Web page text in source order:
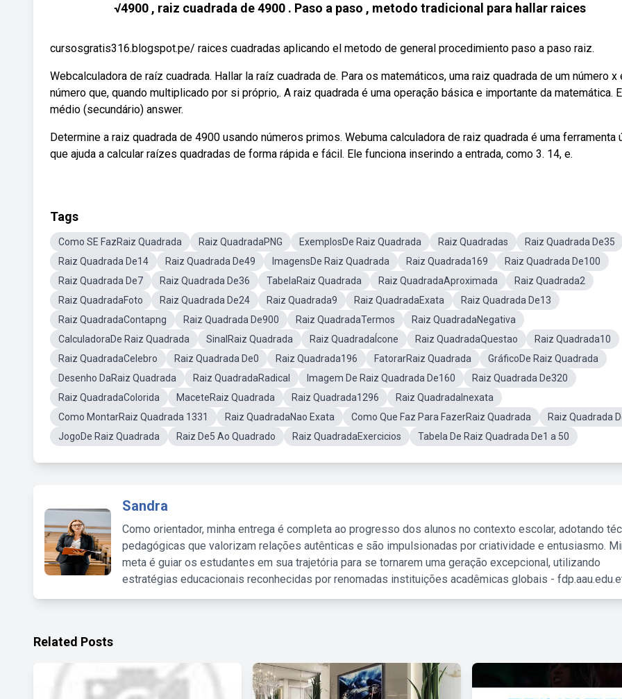
√4900 , raiz cuadrada de 4900 . Paso a paso , metodo tradicional para hallar raices
cursosgratis316.blogspot.pe/ raices cuadradas aplicando el metodo de general procedimiento paso a paso raiz.
Webcalculadora de raíz cuadrada. Hallar la raíz cuadrada de. Para os matemáticos, uma raiz quadrada de um número x
número que, quando multiplicado por si próprio,. A raiz quadrada é uma operação básica e importante da matemática.
médio (secundário) answer.
Determine a raiz quadrada de 4900 usando números primos. Webuma calculadora de raiz quadrada é uma ferramenta
que ajuda a calcular raízes quadradas de forma rápida e fácil. Ele funciona inserindo a entrada, como 3. 14, e.
Tags
Como SE FazRaiz Quadrada Raiz QuadradaPNG ExemplosDe Raiz Quadrada Raiz Quadradas
Raiz Quadrada De35
Raiz Quadrada De14
Raiz Quadrada De49 ImagensDe Raiz Quadrada Raiz Quadrada169
Raiz Quadrada De100
Raiz Quadrada De7
Raiz Quadrada De36 TabelaRaiz Quadrada Raiz QuadradaAproximada
Raiz Quadrada2
Raiz QuadradaFoto
Raiz Quadrada De24 Raiz Quadrada9 Raiz QuadradaExata
Raiz Quadrada De13
Raiz QuadradaContapng
Raiz Quadrada De900 Raiz QuadradaTermos
Raiz QuadradaNegativa
CalculadoraDe Raiz Quadrada
SinalRaiz Quadrada Raiz QuadradaÍcone Raiz QuadradaQuestao
Raiz Quadrada10
Raiz QuadradaCelebro
Raiz Quadrada De0 Raiz Quadrada196 FatorarRaiz Quadrada
GráficoDe Raiz Quadrada
Desenho DaRaiz Quadrada
Raiz QuadradaRadical Imagem De Raiz Quadrada De160
Raiz Quadrada De320
Raiz QuadradaColorida
MaceteRaiz Quadrada Raiz Quadrada1296
Raiz QuadradaInexata
Como MontarRaiz Quadrada 1331
Raiz QuadradaNao Exata Como Que Faz Para FazerRaiz Quadrada
Raiz Quadrada
JogoDe Raiz Quadrada
Raiz De5 Ao Quadrado Raiz QuadradaExercicios Tabela De Raiz Quadrada De1 a 50
Sandra
Como orientador, minha entrega é completa ao progresso dos alunos no contexto escolar, adotando
pedagógicas que valorizam relações autênticas e são impulsionadas por criatividade e entusiasmo.
meta é guiar os estudantes em sua trajetória para se tornarem uma geração excepcional, utilizando
estratégias educacionais reconhecidas por renomadas instituições acadêmicas globais -
Related Posts